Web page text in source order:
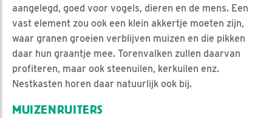
aangelegd, goed voor vogels, dieren en de mens. Een
vast element zou ook een klein akkertje moeten zijn,
waar granen groeien verblijven muizen en die pikken
daar hun graantje mee. Torenvalken zullen daarvan
profiteren, maar ook steenuilen, kerkuilen enz.
Nestkasten horen daar natuurlijk ook bij.
MUIZENRUITERS